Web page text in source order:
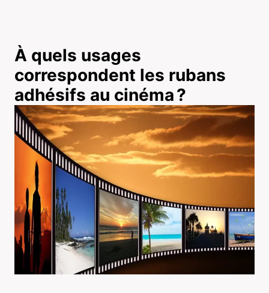
À quels usages
correspondent les rubans
adhésifs au cinéma ?